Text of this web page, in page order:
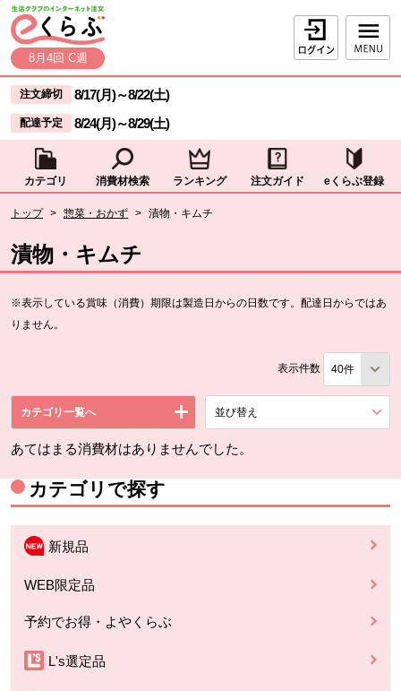
ページの先頭です。
本文へジャンプする。
8月4回 C週
ログイン
ここからサイト内共通メニューです。
サイト内共通メニューをスキップする
注文締切 8/17(月)～8/22(土)
配達予定 8/24(月)～8/29(土)
カテゴリ 消費材検索 ランキング 注文ガイド eくらぶ登録
トップ > 惣菜・おかず > 漬物・キムチ
漬物・キムチ
※表示している賞味（消費）期限は製造日からの日数です。配達日からではあ
りません。
表示件数
カテゴリ一覧へ 並び替え
あてはまる消費材はありませんでした。
カテゴリで探す
新規品
WEB限定品
予約でお得・よやくらぶ
L's選定品